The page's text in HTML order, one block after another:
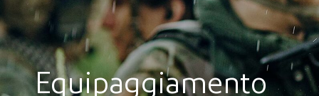
Equipaggiamento